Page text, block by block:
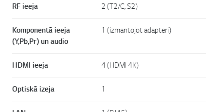
RF ieeja 2 (T2/C, S2)
Komponentā ieeja
(Y,Pb,Pr) un audio
1 (izmantojot adapteri)
HDMI ieeja 4 (HDMI 4K)
Optiskā izeja 1